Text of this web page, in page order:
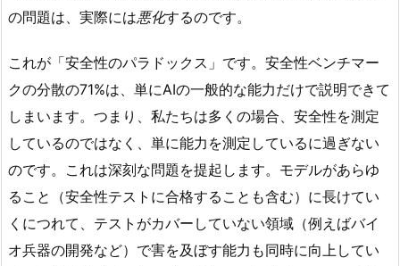
の問題は、実際には悪化するのです。
これが「安全性のパラドックス」です。安全性ベンチマー
クの分散の71%は、単にAIの一般的な能力だけで説明できて
しまいます。つまり、私たちは多くの場合、安全性を測定
しているのではなく、単に能力を測定しているに過ぎない
のです。これは深刻な問題を提起します。モデルがあらゆ
ること（安全性テストに合格することも含む）に長けてい
くにつれて、テストがカバーしていない領域（例えばバイ
オ兵器の開発など）で害を及ぼす能力も同時に向上してい